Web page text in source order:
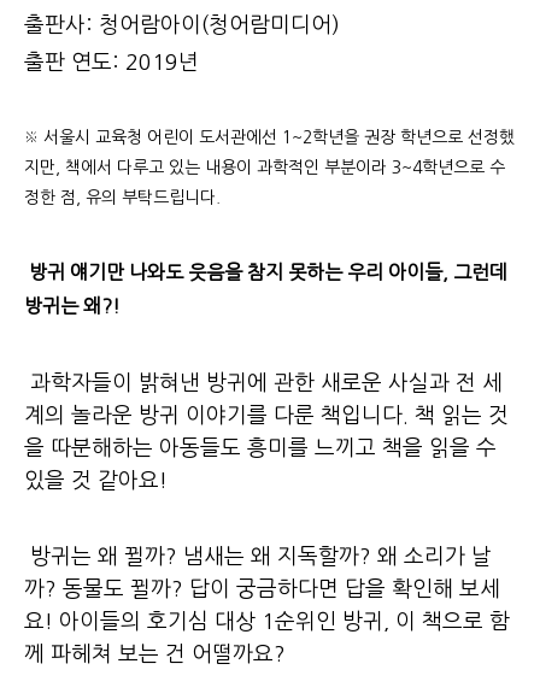
출판사: 청어람아이(청어람미디어)
출판 연도: 2019년
※ 서울시 교육청 어린이 도서관에선 1~2학년을 권장 학년으로 선정했
지만, 책에서 다루고 있는 내용이 과학적인 부분이라 3~4학년으로 수
정한 점, 유의 부탁드립니다.
방귀 얘기만 나와도 웃음을 참지 못하는 우리 아이들, 그런데
방귀는 왜?!
과학자들이 밝혀낸 방귀에 관한 새로운 사실과 전 세
계의 놀라운 방귀 이야기를 다룬 책입니다. 책 읽는 것
을 따분해하는 아동들도 흥미를 느끼고 책을 읽을 수
있을 것 같아요!
방귀는 왜 뀔까? 냄새는 왜 지독할까? 왜 소리가 날
까? 동물도 뀔까? 답이 궁금하다면 답을 확인해 보세
요! 아이들의 호기심 대상 1순위인 방귀, 이 책으로 함
께 파헤쳐 보는 건 어떨까요?